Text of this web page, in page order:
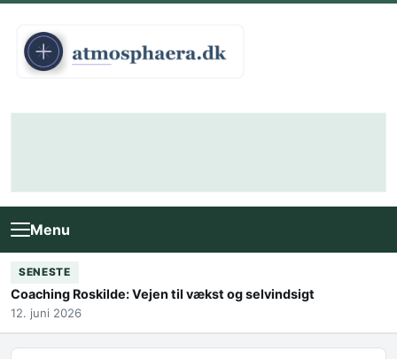
Menu
SENESTE
Coaching Roskilde: Vejen til vækst og selvindsigt
12. juni 2026